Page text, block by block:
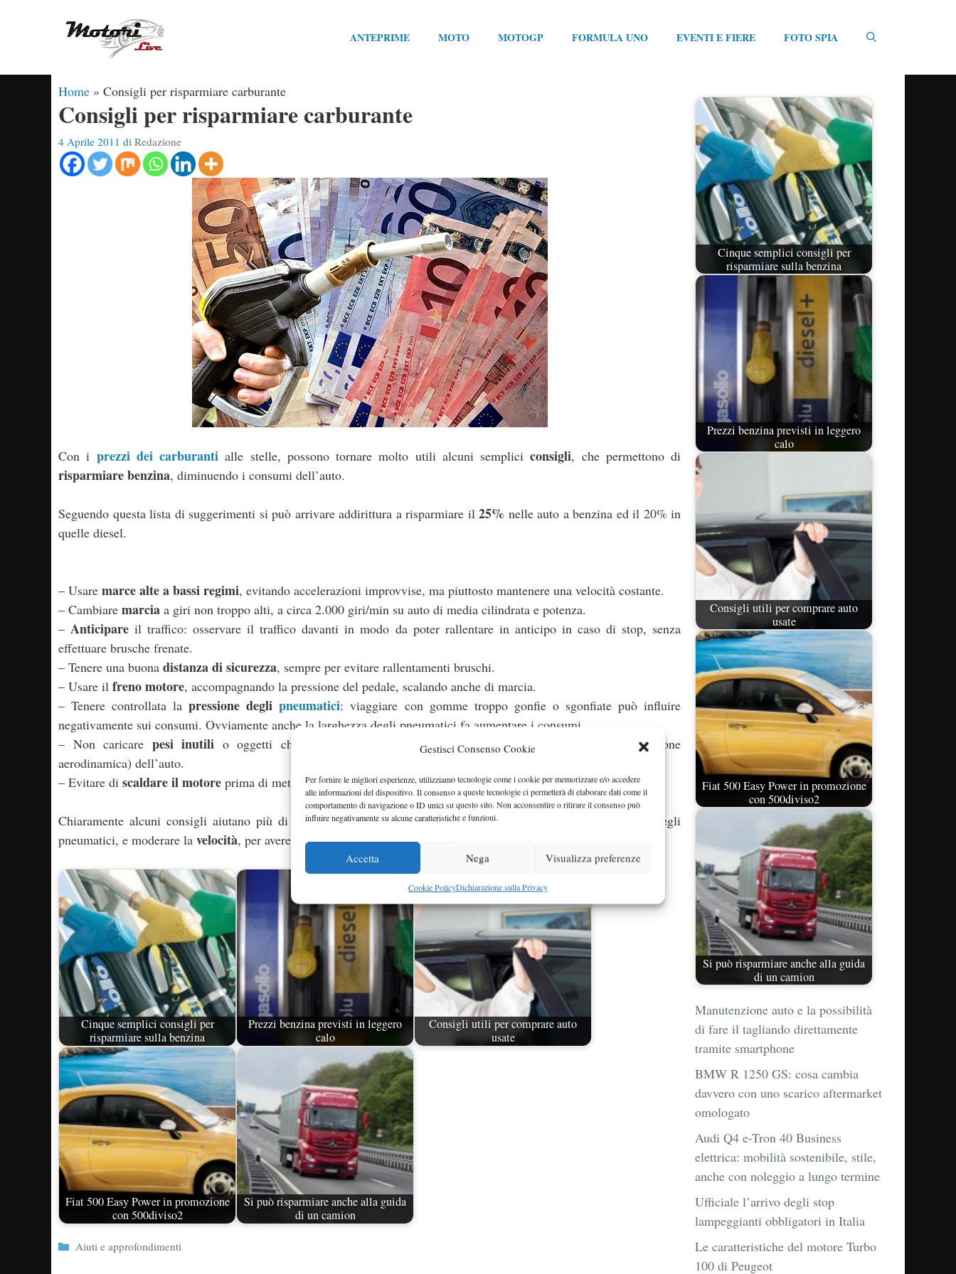
Gestisci Consenso Cookie
Per fornire le migliori esperienze, utilizziamo tecnologie come i cookie per memorizzare e/o accedere
alle informazioni del dispositivo. Il consenso a queste tecnologie ci permetterà di elaborare dati come il
comportamento di navigazione o ID unici su questo sito. Non acconsentire o ritirare il consenso può
influire negativamente su alcune caratteristiche e funzioni.
Accetta Nega Visualizza preferenze
Cookie PolicyDichiarazione sulla Privacy
ANTEPRIME MOTO MOTOGP FORMULA UNO EVENTI E FIERE FOTO SPIA
Home » Consigli per risparmiare carburante
Consigli per risparmiare carburante
4 Aprile 2011 di Redazione
Con i prezzi dei carburanti alle stelle, possono tornare molto utili alcuni sempliciconsigli, che permettono di
risparmiare benzina, diminuendo i consumi dell’auto.
Seguendo questa lista di suggerimenti si può arrivare addirittura a risparmiare il 25% nelle auto a benzina ed il 20% in
quelle diesel.
– Usare marce alte a bassi regimi, evitando accelerazioni improvvise, ma piuttosto mantenere una velocità costante.
– Cambiare marcia a giri non troppo alti, a circa 2.000 giri/min su auto di media cilindrata e potenza.
–Anticipare il traffico: osservare il traffico davanti in modo da poter rallentare in anticipo in caso di stop, senza
effettuare brusche frenate.
– Tenere una buona distanza di sicurezza, sempre per evitare rallentamenti bruschi.
– Usare il freno motore, accompagnando la pressione del pedale, scalando anche di marcia.
– Tenere controllata lapressione deglipneumatici: viaggiare con gomme troppo gonfie o sgonfiate può influire
negativamente sui consumi. Ovviamente anche la larghezza degli pneumatici fa aumentare i consumi.
– Non caricare pesi inutili o oggetti che possono peggiorare il coefficiente Cx (coefficiente di penetrazione
aerodinamica) dell’auto.
– Evitare di scaldare il motore prima di mettersi in viaggio.
Chiaramente alcuni consigli aiutano più di altri, in particolare bisogna sempre tenere sott’occhio la pressione degli
pneumatici, e moderare la velocità, per avere consumi nettamente inferiori.
Cinque semplici consigli per
risparmiare sulla benzina
Prezzi benzina previsti in leggero
calo
Consigli utili per comprare auto
usate
Fiat 500 Easy Power in promozione
con 500diviso2
Si può risparmiare anche alla guida
di un camion
Categorie
Aiuti e approfondimenti
Cinque semplici consigli per
risparmiare sulla benzina
Prezzi benzina previsti in leggero
calo
Consigli utili per comprare auto
usate
Fiat 500 Easy Power in promozione
con 500diviso2
Si può risparmiare anche alla guida
di un camion
Manutenzione auto e la possibilità
di fare il tagliando direttamente
tramite smartphone
BMW R 1250 GS: cosa cambia
davvero con uno scarico aftermarket
omologato
Audi Q4 e-Tron 40 Business
elettrica: mobilità sostenibile, stile,
anche con noleggio a lungo termine
Ufficiale l’arrivo degli stop
lampeggianti obbligatori in Italia
Le caratteristiche del motore Turbo
100 di Peugeot